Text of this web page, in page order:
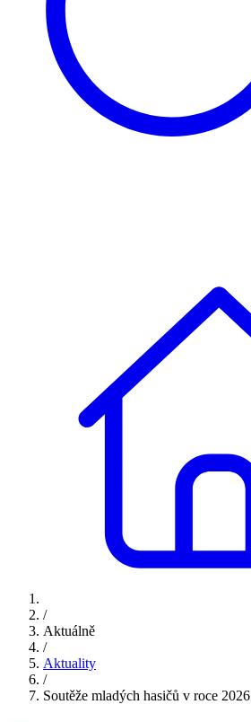
/
Aktuálně
/
Aktuality
/
Soutěže mladých hasičů v roce 2026